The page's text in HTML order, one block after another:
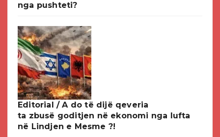
nga pushteti?
Editorial / A do të dijë qeveria
ta zbusë goditjen në ekonomi nga lufta
në Lindjen e Mesme ?!